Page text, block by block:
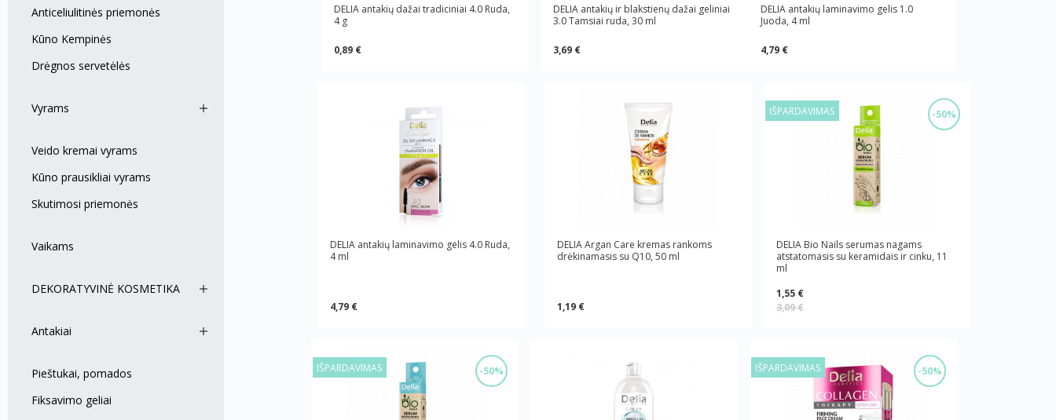
Anticeliulitinės priemonės
Kūno Kempinės
Drėgnos servetėlės
Vyrams
Veido kremai vyrams
Kūno prausikliai vyrams
Skutimosi priemonės
Vaikams
DEKORATYVINĖ KOSMETIKA
Antakiai
Pieštukai, pomados
Fiksavimo geliai
DELIA antakių dažai tradiciniai 4.0 Ruda,
4 g
0,89 €
DELIA antakių ir blakstienų dažai geliniai
3.0 Tamsiai ruda, 30 ml
3,69 €
DELIA antakių laminavimo gelis 1.0
Juoda, 4 ml
4,79 €
DELIA antakių laminavimo gelis 4.0 Ruda,
4 ml
4,79 €
DELIA Argan Care kremas rankoms
drėkinamasis su Q10, 50 ml
1,19 €
-50%
IŠPARDAVIMAS
DELIA Bio Nails serumas nagams
atstatomasis su keramidais ir cinku, 11
ml
1,55 €
3,09 €
-50%
IŠPARDAVIMAS -50%
IŠPARDAVIMAS